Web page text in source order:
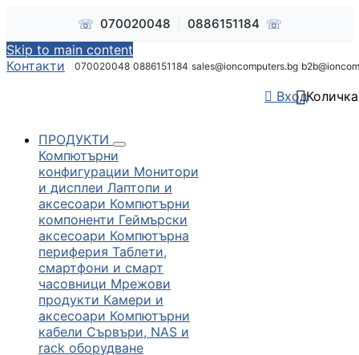
☏ 070020048 0886151184 ☏
Skip to main content
Контакти
070020048 0886151184 sales@ioncomputers.bg
 Вход
Количка
ПРОДУКТИ
Компютърни
конфигурации Монитори
и дисплеи Лаптопи и
аксесоари Компютърни
компоненти Геймърски
аксесоари Компютърна
периферия Таблети,
смартфони и смарт
часовници Мрежови
продукти Камери и
аксесоари Компютърни
кабели Сървъри, NAS и
rack оборудване